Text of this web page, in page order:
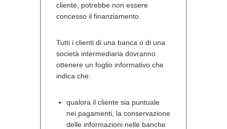
cliente, potrebbe non essere
concesso il finanziamento.
Tutti i clienti di una banca o di una
società intermediaria dovranno
ottenere un foglio informativo che
indica che:
qualora il cliente sia puntuale
nei pagamenti, la conservazione
delle informazioni nelle banche